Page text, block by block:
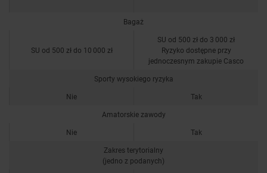
Bagaż
SU od 500 zł do 10 000 zł
SU od 500 zł do 3 000 zł
Ryzyko dostępne przy
jednoczesnym zakupie Casco
Sporty wysokiego ryzyka
Nie
Tak
Amatorskie zawody
Nie
Tak
Zakres terytorialny
(jedno z podanych)